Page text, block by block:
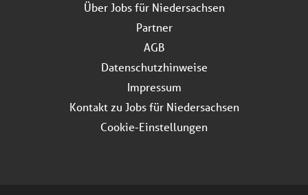
Über Jobs für Niedersachsen
Partner
AGB
Datenschutzhinweise
Impressum
Kontakt zu Jobs für Niedersachsen
Cookie-Einstellungen